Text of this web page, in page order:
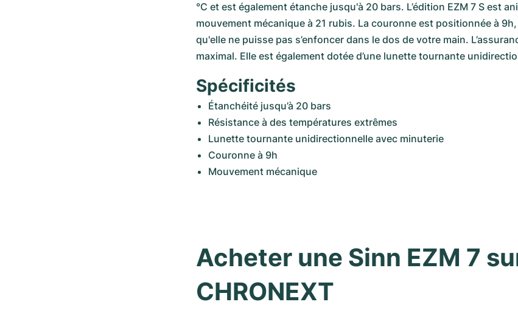
°C et est également étanche jusqu'à 20 bars. L’édition EZM 7 S est
mouvement mécanique à 21 rubis. La couronne est positionnée à
qu'elle ne puisse pas s’enfoncer dans le dos de votre main.
maximal. Elle est également dotée d’une lunette tournante
Spécificités
Étanchéité jusqu’à 20 bars
Résistance à des températures extrêmes
Lunette tournante unidirectionnelle avec minuterie
Couronne à 9h
Mouvement mécanique
Acheter une Sinn EZM 7
CHRONEXT